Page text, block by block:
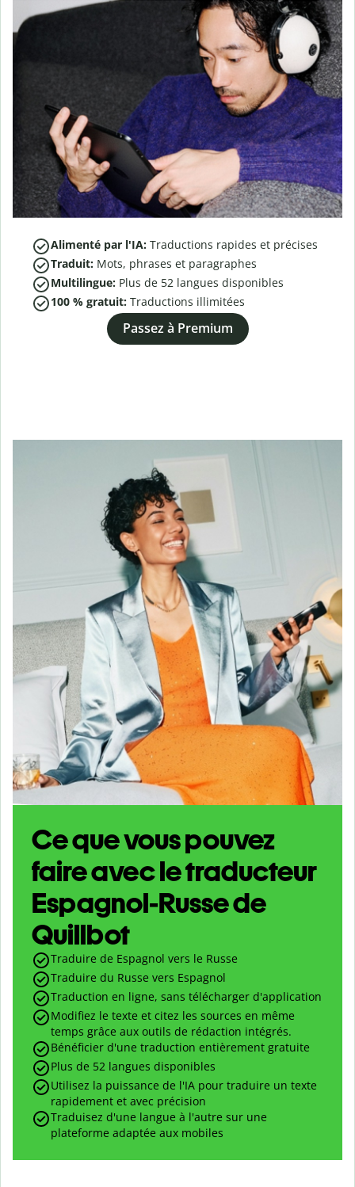
Alimenté par l'IA: Traductions rapides et précises
Traduit: Mots, phrases et paragraphes
Multilingue: Plus de 52 langues disponibles
100 % gratuit: Traductions illimitées
Passez à Premium
Ce que vous pouvez
faire avec le traducteur
Espagnol-Russe de
Quillbot
Traduire de Espagnol vers le Russe
Traduire du Russe vers Espagnol
Traduction en ligne, sans télécharger d'application
Modifiez le texte et citez les sources en même
temps grâce aux outils de rédaction intégrés.
Bénéficier d'une traduction entièrement gratuite
Plus de 52 langues disponibles
Utilisez la puissance de l'IA pour traduire un texte
rapidement et avec précision
Traduisez d'une langue à l'autre sur une
plateforme adaptée aux mobiles